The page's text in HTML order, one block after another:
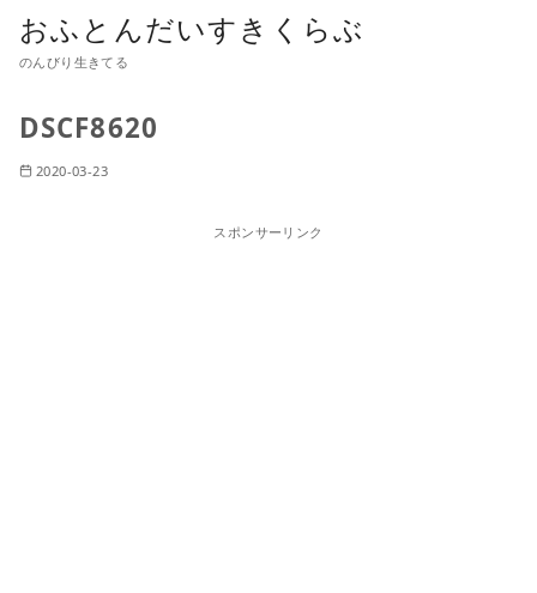
おふとんだいすきくらぶ
のんびり生きてる
DSCF8620
2020-03-23
スポンサーリンク